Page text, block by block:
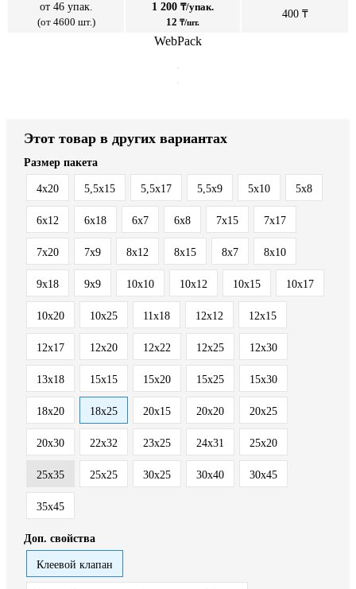
от 46 упак.
(от 4600 шт.)
1 200 ₸/упак.
12 ₸/шт.
400 ₸
WebPack
Этот товар в других вариантах
Размер пакета
4x20 5,5x15 5,5x17 5,5x9 5x10 5x8
6x12 6x18 6x7 6x8 7x15 7x17
7x20 7x9 8x12 8x15 8x7 8х10
9x18 9x9 10x10 10x12 10x15 10x17
10x20 10x25 11x18 12x12 12x15
12x17 12x20 12x22 12x25 12x30
13x18 15x15 15x20 15x25 15x30
18x20 18x25 20x15 20x20 20x25
20x30 22x32 23x25 24x31 25x20
25x35 25х25 30x25 30x40 30x45
35x45
Доп. свойства
Клеевой клапан